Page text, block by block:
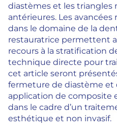
diastèmes et les triangles
antérieures. Les avancées
dans le domaine de la
restauratrice permettent
recours à la stratification
technique directe pour
cet article seront
fermeture de diastème et
application de composite
dans le cadre d’un
esthétique et non invasif.